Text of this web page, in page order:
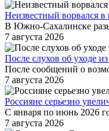
Неизвестный ворвался
В Южно-Сахалинске
7 августа 2026
После слухов об уходе
После сообщений о
7 августа 2026
Россияне серьезно
С января по июнь 2026
7 августа 2026